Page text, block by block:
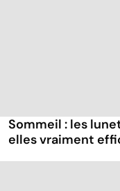
Sommeil : les
elles vraiment